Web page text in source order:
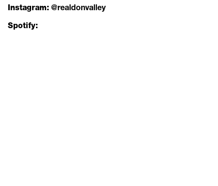
Instagram: @realdonvalley
Spotify: